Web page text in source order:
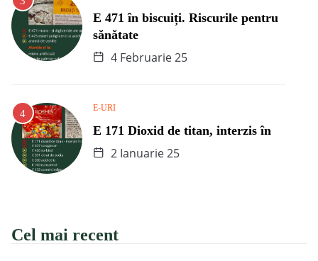
E 471 în biscuiți. Riscurile pentru
sănătate
4 Februarie 25
E-URI
E 171 Dioxid de titan, interzis în
2 Ianuarie 25
Cel mai recent